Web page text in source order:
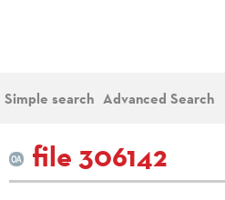
Simple search Advanced Search
file 306142